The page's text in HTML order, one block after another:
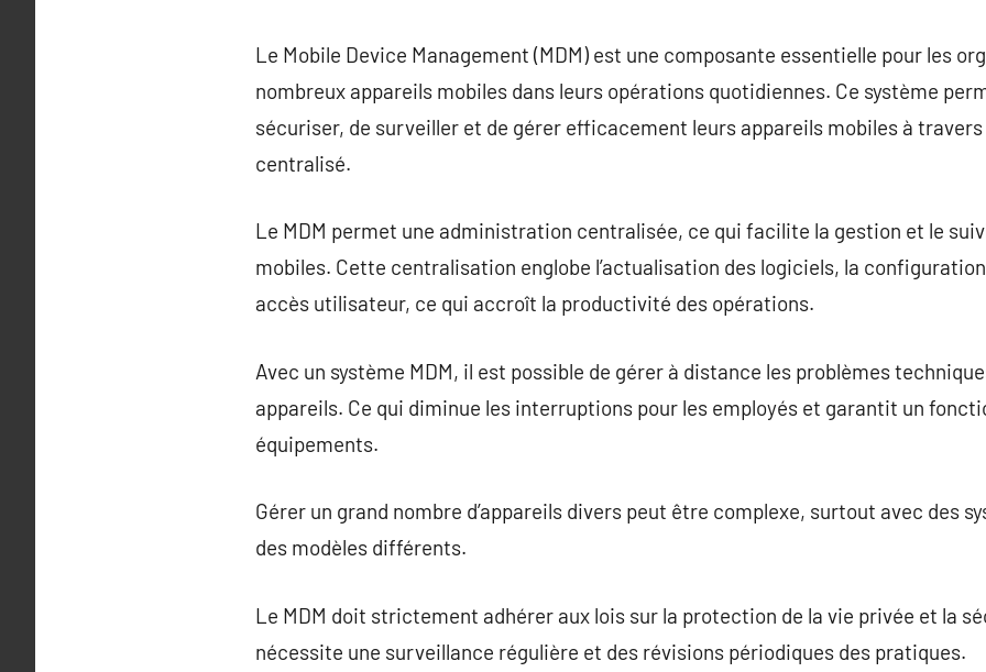
Le Mobile Device Management (MDM) est une composante essentielle pour les
nombreux appareils mobiles dans leurs opérations quotidiennes. Ce système
sécuriser, de surveiller et de gérer efficacement leurs appareils mobiles à travers
centralisé.
Le MDM permet une administration centralisée, ce qui facilite la gestion et le
mobiles. Cette centralisation englobe l’actualisation des logiciels, la
accès utilisateur, ce qui accroît la productivité des opérations.
Avec un système MDM, il est possible de gérer à distance les problèmes
appareils. Ce qui diminue les interruptions pour les employés et garantit un
équipements.
Gérer un grand nombre d’appareils divers peut être complexe, surtout avec des
des modèles différents.
Le MDM doit strictement adhérer aux lois sur la protection de la vie privée et la
nécessite une surveillance régulière et des révisions périodiques des pratiques.